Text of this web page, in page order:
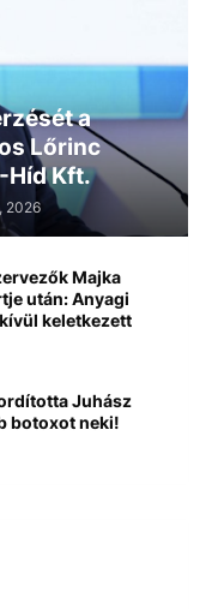
a
Lőrinc
Híd Kft.
2026
Majka
után: Anyagi
keletkezett
Juhász
botoxot neki!